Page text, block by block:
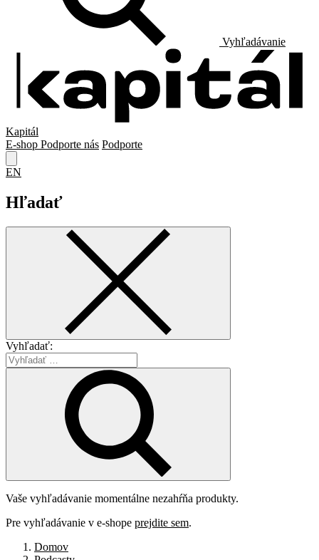
Vyhľadávanie
Kapitál
E-shop Podporte nás Podporte
EN
Hľadať
Vyhľadať:
Vaše vyhľadávanie momentálne nezahŕňa produkty.
Pre vyhľadávanie v e-shope prejdite sem.
Domov